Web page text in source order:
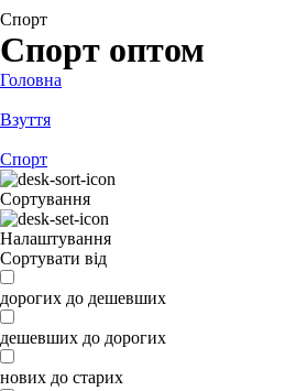
Спорт
Спорт оптом
Головна
Взуття
Спорт
Сортування
Налаштування
Сортувати від
дорогих до дешевших
дешевших до дорогих
нових до старих